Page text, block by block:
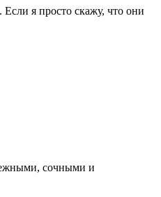
я просто скажу, что они
сочными и